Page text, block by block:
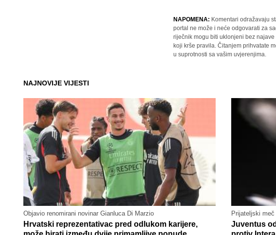
NAPOMENA: Komentari odražavaju
portal ne može i neće odgovarati za
riječnik mogu biti uklonjeni bez
koji krše pravila. Čitanjem prihvatate
u suprotnosti sa vašim uvjerenjima.
NAJNOVIJE VIJESTI
Objavio renomirani novinar Gianluca Di Marzio
Hrvatski reprezentativac pred odlukom karijere,
Prijateljski
Juventus